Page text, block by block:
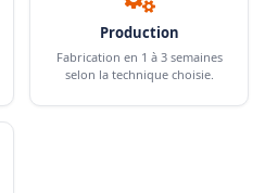
Production
Fabrication en 1 à 3 semaines
selon la technique choisie.